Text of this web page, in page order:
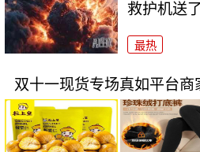
救护机送
最热
双十一现货专场真如平台商